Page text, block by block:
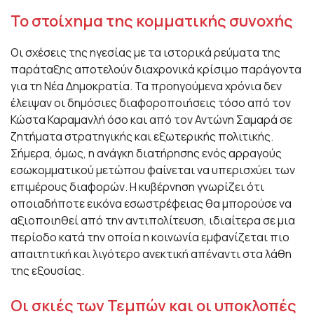
Το στοίχημα της κομματικής συνοχής
Οι σχέσεις της ηγεσίας με τα ιστορικά ρεύματα της
παράταξης αποτελούν διαχρονικά κρίσιμο παράγοντα
για τη Νέα Δημοκρατία. Τα προηγούμενα χρόνια δεν
έλειψαν οι δημόσιες διαφοροποιήσεις τόσο από τον
Κώστα Καραμανλή όσο και από τονΑντώνη Σαμαράσε
ζητήματα στρατηγικής και εξωτερικής πολιτικής.
Σήμερα, όμως, η ανάγκη διατήρησης ενός αρραγούς
εσωκομματικού μετώπου φαίνεται να υπερισχύει των
επιμέρους διαφορών. Η κυβέρνηση γνωρίζει ότι
οποιαδήποτε εικόνα εσωστρέφειας θα μπορούσε να
αξιοποιηθεί από την αντιπολίτευση, ιδιαίτερα σε μια
περίοδο κατά την οποία η κοινωνία εμφανίζεται πιο
απαιτητική και λιγότερο ανεκτική απέναντι στα λάθη
της εξουσίας.
Οι σκιές των Τεμπών και οι υποκλοπές